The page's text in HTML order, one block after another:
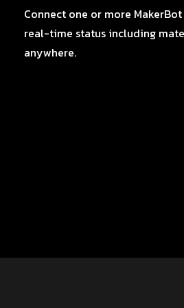
Connect one or more
real-time status including
anywhere.